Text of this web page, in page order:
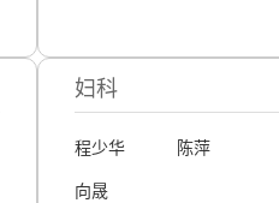
妇科
程少华 陈萍
向晟